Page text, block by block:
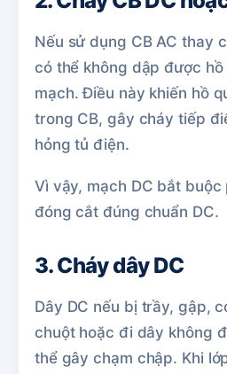
Nếu sử dụng CB AC thay
có thể không dập được
mạch. Điều này khiến hồ
trong CB, gây cháy tiếp
hỏng tủ điện.
Vì vậy, mạch DC bắt
đóng cắt đúng chuẩn DC.
3. Cháy dây DC
Dây DC nếu bị trầy, gập,
chuột hoặc đi dây không
thể gây chạm chập. Khi